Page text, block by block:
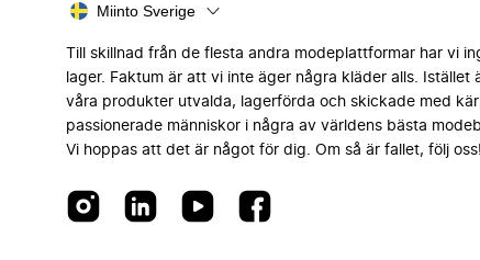
Miinto Sverige
Till skillnad från de flesta andra modeplattformar har vi
lager. Faktum är att vi inte äger några kläder alls. Istället
våra produkter utvalda, lagerförda och skickade med
passionerade människor i några av världens bästa
Vi hoppas att det är något för dig. Om så är fallet, följ oss!